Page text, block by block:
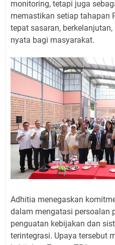
monitoring, tetapi juga
memastikan setiap tahapan
tepat sasaran,
nyata bagi masyarakat.
Adhitia menegaskan
dalam mengatasi persoalan
penguatan kebijakan dan
terintegrasi. Upaya tersebut